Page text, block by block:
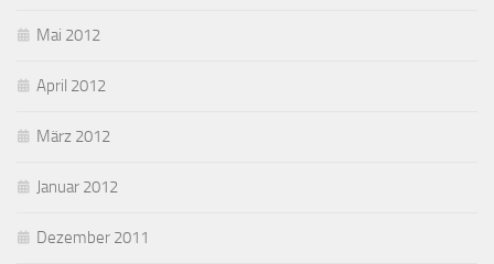
Mai 2012
April 2012
März 2012
Januar 2012
Dezember 2011